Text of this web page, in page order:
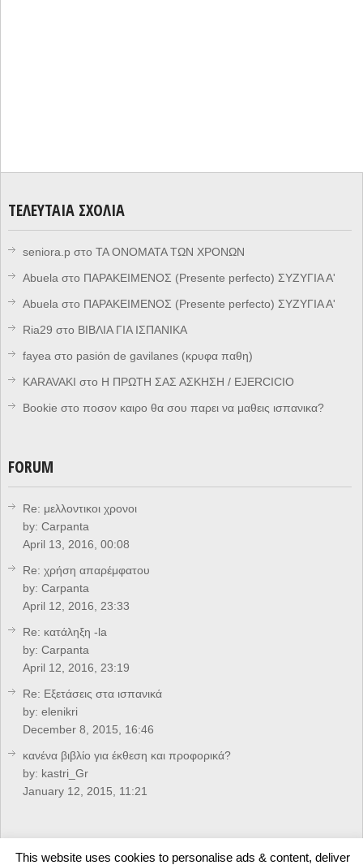
ΤΕΛΕΥΤΑΊΑ ΣΧΌΛΙΑ
seniora.p στο ΤΑ ΟΝΟΜΑΤΑ ΤΩΝ ΧΡΟΝΩΝ
Abuela στο ΠΑΡΑΚΕΙΜΕΝΟΣ (Presente perfecto) ΣΥΖΥΓΙΑ Α'
Abuela στο ΠΑΡΑΚΕΙΜΕΝΟΣ (Presente perfecto) ΣΥΖΥΓΙΑ Α'
Ria29 στο ΒΙΒΛΙΑ ΓΙΑ ΙΣΠΑΝΙΚΑ
fayea στο pasión de gavilanes (κρυφα παθη)
KARAVAKI στο Η ΠΡΩΤΗ ΣΑΣ ΑΣΚΗΣΗ / EJERCICIO
Bookie στο ποσον καιρο θα σου παρει να μαθεις ισπανικα?
FORUM
Re: μελλοντικοι χρονοι
by: Carpanta
April 13, 2016, 00:08
Re: χρήση απαρέμφατου
by: Carpanta
April 12, 2016, 23:33
Re: κατάληξη -la
by: Carpanta
April 12, 2016, 23:19
Re: Eξετάσεις στα ισπανικά
by: elenikri
December 8, 2015, 16:46
κανένα βιβλίο για έκθεση και προφορικά?
by: kastri_Gr
January 12, 2015, 11:21
CREDITS
This website uses cookies to personalise ads & content, deliver